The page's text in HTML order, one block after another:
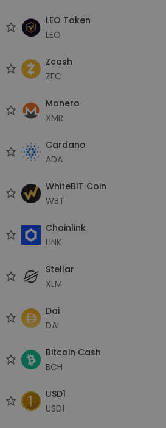
LEO Token
LEO
Zcash
ZEC
Monero
XMR
Cardano
ADA
WhiteBIT Coin
WBT
Chainlink
LINK
Stellar
XLM
Dai
DAI
Bitcoin Cash
BCH
USD1
USD1